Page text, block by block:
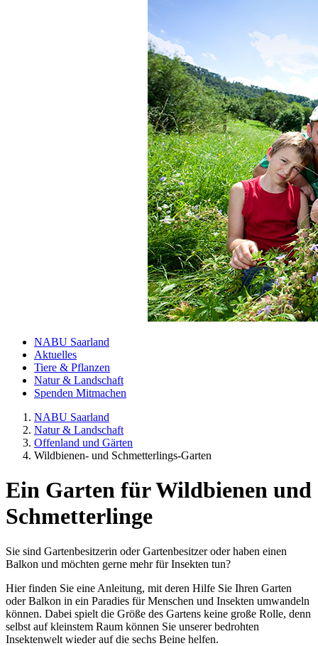
NABU Saarland
Aktuelles
Tiere & Pflanzen
Natur & Landschaft
Spenden Mitmachen
NABU Saarland
Natur & Landschaft
Offenland und Gärten
Wildbienen- und Schmetterlings-Garten
Ein Garten für Wildbienen und
Schmetterlinge
Sie sind Gartenbesitzerin oder Gartenbesitzer oder haben einen
Balkon und möchten gerne mehr für Insekten tun?
Hier finden Sie eine Anleitung, mit deren Hilfe Sie Ihren Garten
oder Balkon in ein Paradies für Menschen und Insekten umwandeln
können. Dabei spielt die Größe des Gartens keine große Rolle, denn
selbst auf kleinstem Raum können Sie unserer bedrohten
Insektenwelt wieder auf die sechs Beine helfen.